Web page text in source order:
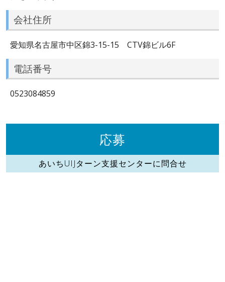
会社住所
愛知県名古屋市中区錦3-15-15 CTV錦ビル6F
電話番号
0523084859
応募
あいちUIJターン支援センターに問合せ